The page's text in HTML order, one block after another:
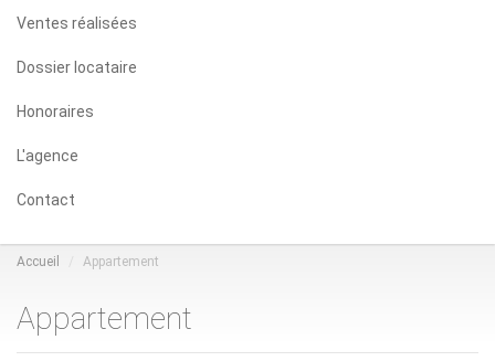
Ventes réalisées
Dossier locataire
Honoraires
L'agence
Contact
Accueil Appartement
Appartement